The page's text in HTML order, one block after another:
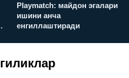
Playmatch: майдон эгалари
ишини анча
енгиллаштиради